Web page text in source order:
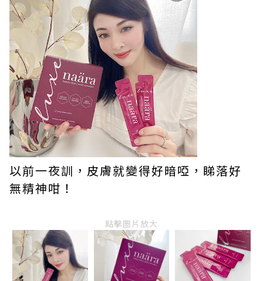
以前一夜訓，皮膚就變得好暗啞，睇落好
無精神咁！
點擊圖片放大